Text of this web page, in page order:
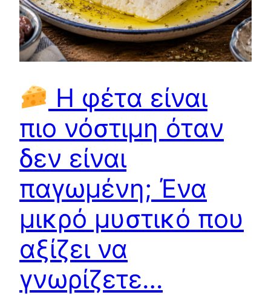
Η φέτα είναι
πιο νόστιμη όταν
δεν είναι
παγωμένη; Ένα
μικρό μυστικό που
αξίζει να
γνωρίζετε…